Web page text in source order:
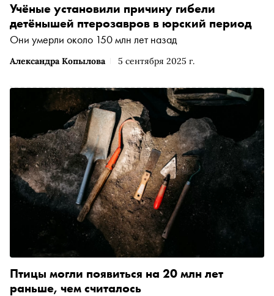
Александра Копылова 5 сентября 2025 г.
Учёные установили причину гибели
детёнышей птерозавров в юрский период
Они умерли около 150 млн лет назад
Птицы могли появиться на 20 млн лет
раньше, чем считалось